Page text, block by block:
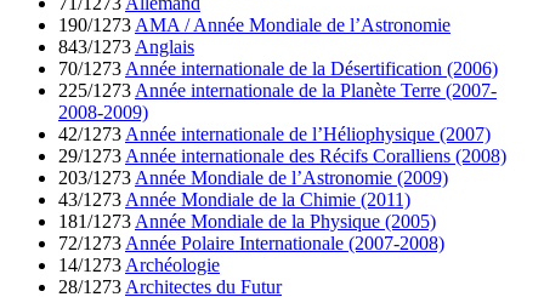
190/1273 AMA / Année Mondiale de l’Astronomie
843/1273 Anglais
70/1273 Année internationale de la Désertification (2006)
225/1273 Année internationale de la Planète Terre (2007-
2008-2009)
42/1273 Année internationale de l’Héliophysique (2007)
29/1273 Année internationale des Récifs Coralliens (2008)
203/1273 Année Mondiale de l’Astronomie (2009)
43/1273 Année Mondiale de la Chimie (2011)
181/1273 Année Mondiale de la Physique (2005)
72/1273 Année Polaire Internationale (2007-2008)
14/1273 Archéologie
28/1273 Architectes du Futur